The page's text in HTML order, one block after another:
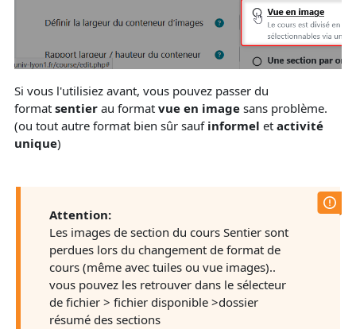
Si vous l'utilisiez avant, vous pouvez passer du
format sentier au format vue en image sans problème.
(ou tout autre format bien sûr sauf informel et activité
unique)
Attention:
Les images de section du cours Sentier sont
perdues lors du changement de format de
cours (même avec tuiles ou vue images)..
vous pouvez les retrouver dans le sélecteur
de fichier > fichier disponible >dossier
résumé des sections